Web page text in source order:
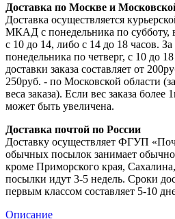
Доставка по Москве и
Доставка осуществляется
МКАД с понедельника по субботу,
с 10 до 14, либо с 14 до 18 часов.
понедельника по четверг, с 10 до
доставки заказа составляет от
250руб. - по Московской области
веса заказа). Если вес заказа более
может быть увеличена.
Доставка почтой по России
Доставку осуществляет ФГУП
обычных посылок занимает
кроме Приморского края,
посылки идут 3-5 недель. Сроки
первым классом составляет 5-10
Описание